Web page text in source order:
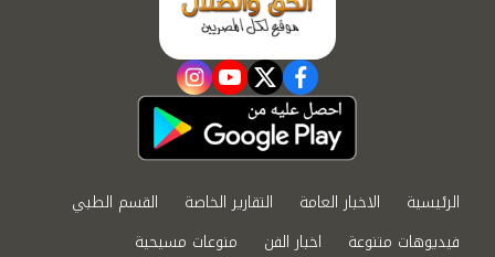
facebook
twitter
youtube
instagram
الرئيسية الاخبار العامة التقارير الخاصة
القسم الطبي
فيديوهات متنوعة
اخبار الفن منوعات مسيحية